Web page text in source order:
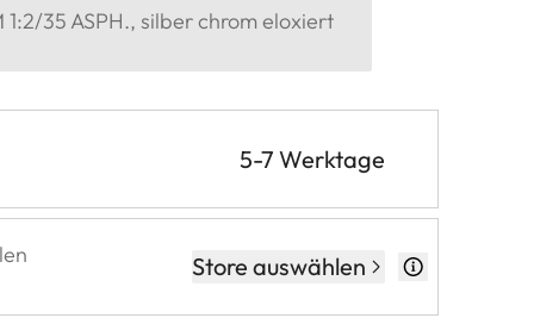
1:2/35 ASPH., silber chrom eloxiert
5-7 Werktage
Store auswählen